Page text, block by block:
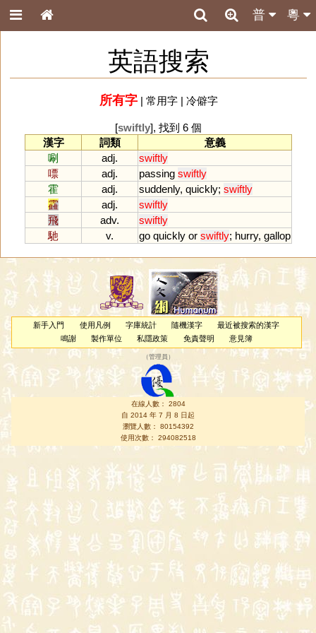
粵
普
英語搜索
所有字| 常用字| 冷僻字
[swiftly], 找到 6 個
漢字
詞類
意義
唰
adj.
swiftly
嘌
adj. passing swiftly
霍
adj. suddenly, quickly; swiftly
靃
adj.
swiftly
飛
adv.
swiftly
馳
v. go quickly or swiftly; hurry, gallop
新手入門 使用凡例 字庫統計 隨機漢字
最近被搜索的漢字
鳴謝
製作單位 私隱政策 免責聲明 意見簿
（管理員 ）
在線人數： 2804
自 2014 年 7 月 8 日起
瀏覽人數： 80154392
使用次數： 294082518